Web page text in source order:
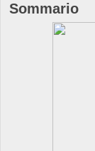
Sommario